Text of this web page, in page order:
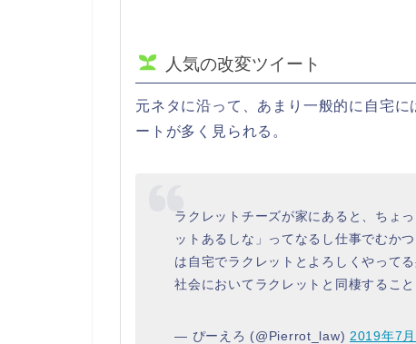
人気の改変ツイート
元ネタに沿って、あまり一般的に自宅
ートが多く見られる。
ラクレットチーズが家にあると、ちょ
ットあるしな」ってなるし仕事でむか
は自宅でラクレットとよろしくやって
社会においてラクレットと同棲するこ
— ぴーえろ (@Pierrot_law) 2019年7